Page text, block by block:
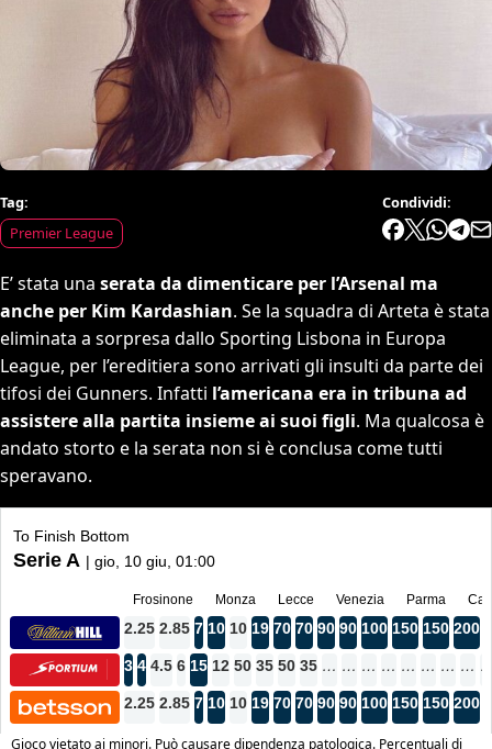
Tag:
Premier League
Condividi:
E’ stata una serata da dimenticare per l’Arsenal ma
anche per Kim Kardashian. Se la squadra di Arteta è stata
eliminata a sorpresa dallo Sporting Lisbona in Europa
League, per l’ereditiera sono arrivati gli insulti da parte dei
tifosi dei Gunners. Infatti l’americana era in tribuna ad
assistere alla partita insieme ai suoi figli. Ma qualcosa è
andato storto e la serata non si è conclusa come tutti
speravano.